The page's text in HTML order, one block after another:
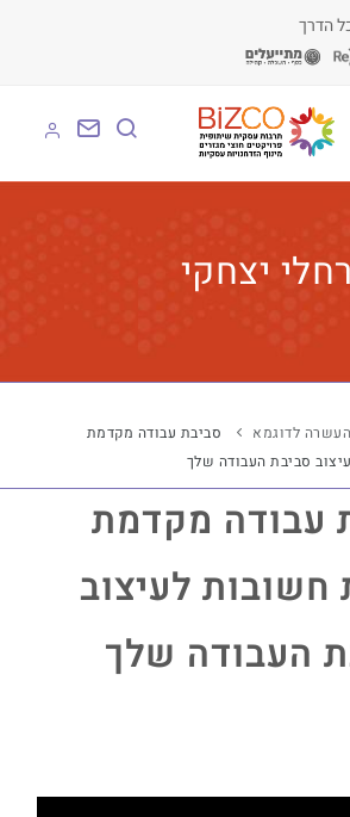
הדרך
רחלי יצחקי
לדוגמא
סביבת עבודה מקדמת
סביבת העבודה שלך
עבודה מקדמת
חשובות לעיצוב
העבודה שלך